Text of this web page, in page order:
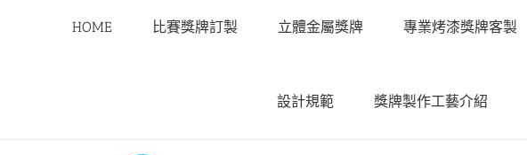
HOME 比賽獎牌訂製 立體金屬獎牌 專業烤漆獎牌客製
設計規範 獎牌製作工藝介紹